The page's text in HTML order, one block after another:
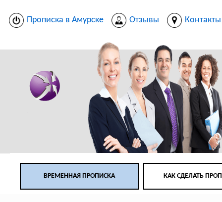
Прописка в Амурске Отзывы Контакты
ВРЕМЕННАЯ ПРОПИСКА КАК СДЕЛАТЬ